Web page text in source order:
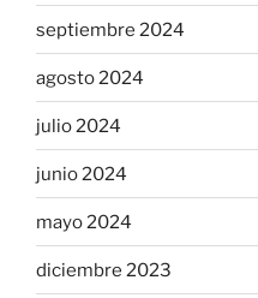
septiembre 2024
agosto 2024
julio 2024
junio 2024
mayo 2024
diciembre 2023